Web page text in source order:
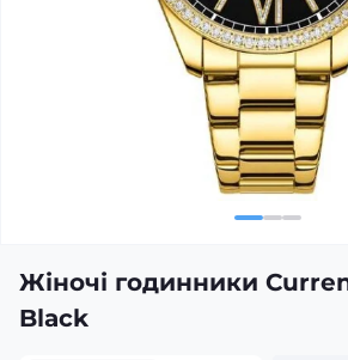
Жіночі годинники
Black